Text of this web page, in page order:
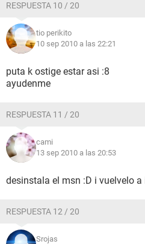
RESPUESTA 10 / 20
tio perikito
10 sep 2010 a las 22:21
puta k ostige estar asi :8
ayudenme
RESPUESTA 11 / 20
cami
13 sep 2010 a las 20:53
desinstala el msn :D i vuelvelo
RESPUESTA 12 / 20
Srojas